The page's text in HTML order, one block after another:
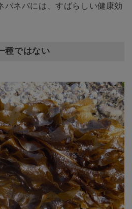
バネバには、すばらしい健康効
種ではない